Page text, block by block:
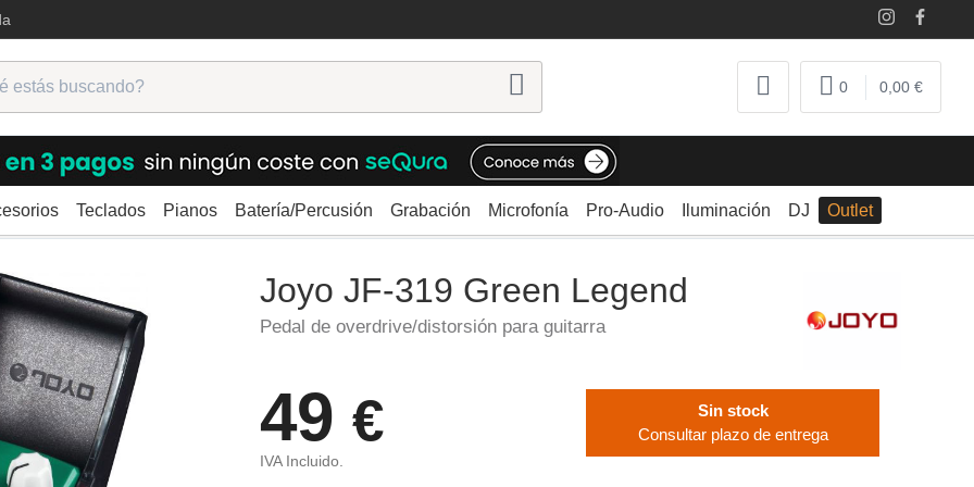
0 0,00 €
Teclados Pianos Batería/Percusión Grabación Microfonía Pro-Audio Iluminación DJ Outlet
Overdrive/Distorsión/Booster Joyo JF-319 Green Legend
Joyo JF-319 Green Legend
Pedal de overdrive/distorsión para guitarra
49 €
IVA Incluido.
Sin stock
Consultar plazo de entrega